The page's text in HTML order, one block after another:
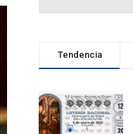
Tendencia